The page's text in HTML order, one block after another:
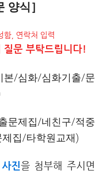
양식］
, 연락처 입력
문 부탁드립니다!
본/심화/심화기출/문
문제집/네친구/적중
집/타학원교재)
진을 첨부해 주시면